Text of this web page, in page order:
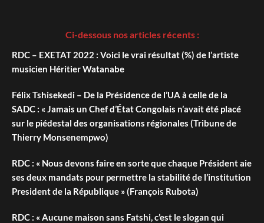
Ci-dessous nos articles récents :
RDC – EXETAT 2022 : Voici le vrai résultat (%) de l’artiste
musicien Héritier Watanabe
Félix Tshisekedi – De la Présidence de l’UA à celle de la
SADC : « Jamais un Chef d’État Congolais n’avait été placé
sur le piédestal des organisations régionales (Tribune de
Thierry Monsenempwo)
RDC : « Nous devons faire en sorte que chaque Président aie
ses deux mandats pour permettre la stabilité de l’institution
President de la République » (François Rubota)
RDC : « Aucune maison sans Fatshi, c’est le slogan qui